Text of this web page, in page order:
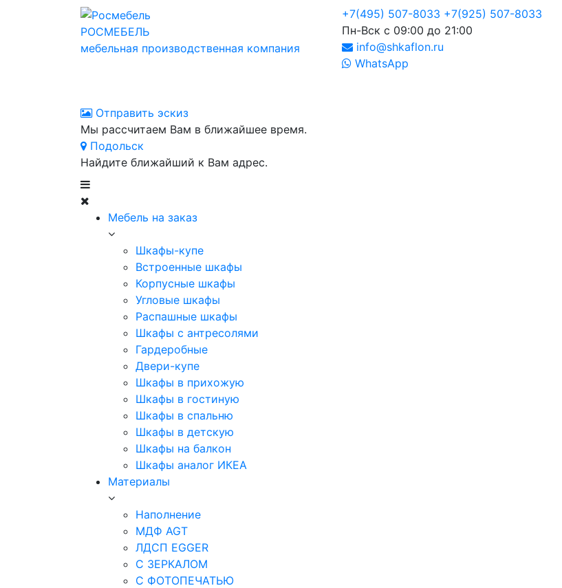
РОСМЕБЕЛЬ
мебельная производственная компания
+7(495) 507-8033 +7(925) 507-8033
Пн-Вск с 09:00 до 21:00
info@shkaflon.ru
WhatsApp
Отправить эскиз
Мы рассчитаем Вам в ближайшее время.
Подольск
Найдите ближайший к Вам адрес.
Мебель на заказ
Шкафы-купе
Встроенные шкафы
Корпусные шкафы
Угловые шкафы
Распашные шкафы
Шкафы с антресолями
Гардеробные
Двери-купе
Шкафы в прихожую
Шкафы в гостиную
Шкафы в спальню
Шкафы в детскую
Шкафы на балкон
Шкафы аналог ИКЕА
Материалы
Наполнение
МДФ AGT
ЛДСП EGGER
С ЗЕРКАЛОМ
С ФОТОПЕЧАТЬЮ